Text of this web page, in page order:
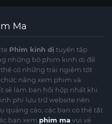
Ma
Phim kinh dị tuyển tập
những bộ phim kinh dị để
có những trải ngiệm tốt
năng xem phim và
làm bạn hồi hộp nhất khi
phí lưu trữ website nên
quảng cáo, các bạn có thể tắt
bạn xem phim mavui vẻ